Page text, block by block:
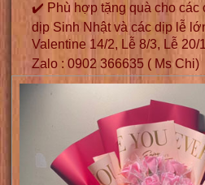
✔️ Phù hợp tặng quà cho các
dịp Sinh Nhật và các dịp lễ
Valentine 14/2, Lễ 8/3, Lễ
Zalo : 0902 366635 ( Ms Chi)